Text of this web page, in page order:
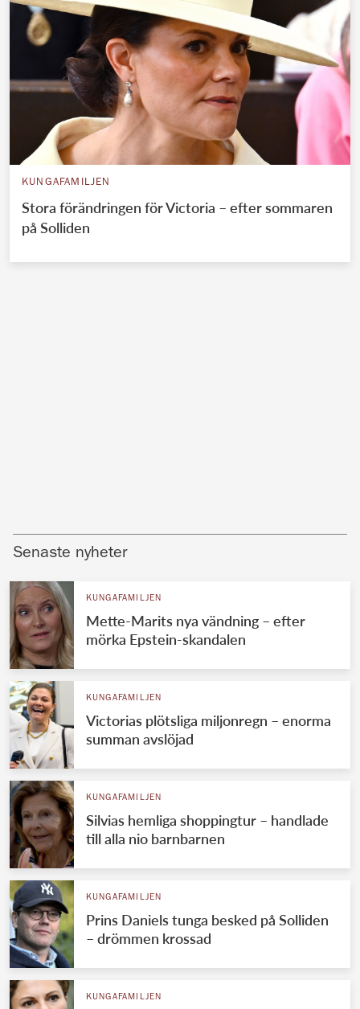
KUNGAFAMILJEN
Stora förändringen för Victoria – efter sommaren
på Solliden
Senaste nyheter
KUNGAFAMILJEN
Mette-Marits nya vändning – efter
mörka Epstein-skandalen
KUNGAFAMILJEN
Victorias plötsliga miljonregn – enorma
summan avslöjad
KUNGAFAMILJEN
Silvias hemliga shoppingtur – handlade
till alla nio barnbarnen
KUNGAFAMILJEN
Prins Daniels tunga besked på Solliden
– drömmen krossad
KUNGAFAMILJEN